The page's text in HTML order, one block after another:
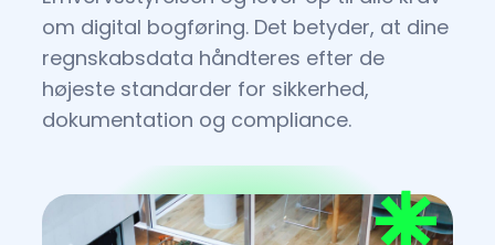
om digital bogføring. Det betyder, at dine
regnskabsdata håndteres efter de
højeste standarder for sikkerhed,
dokumentation og compliance.